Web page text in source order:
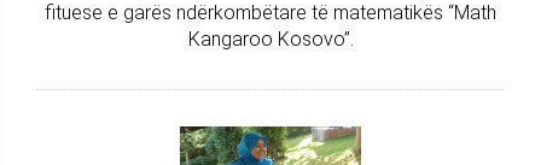
fituese e garës ndërkombëtare të matematikës “Math
Kangaroo Kosovo”.